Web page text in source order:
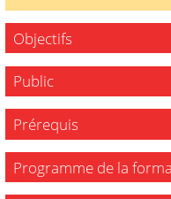
Objectifs
Public
Prérequis
Programme de la